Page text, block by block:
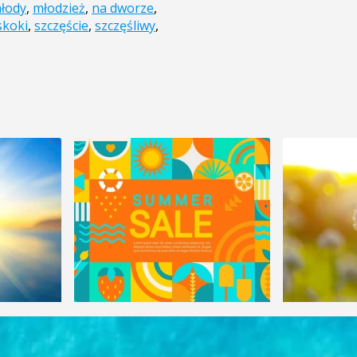
, młodzież, na dworze,
, szczęście, szczęśliwy,